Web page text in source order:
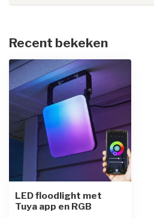
Recent bekeken
LED floodlight met
Tuya app en RGB